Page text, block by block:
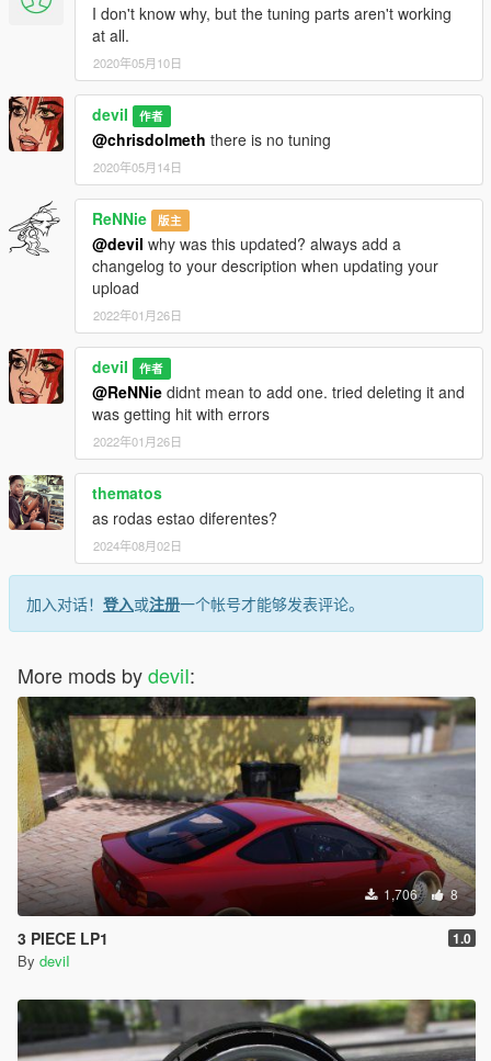
I don't know why, but the tuning parts aren't working
at all.
2020年05月10日
deviI 作者
@chrisdolmeth there is no tuning
2020年05月14日
ReNNie 版主
@deviI why was this updated? always add a
changelog to your description when updating your
upload
2022年01月26日
deviI 作者
@ReNNie didnt mean to add one. tried deleting it and
was getting hit with errors
2022年01月26日
thematos
as rodas estao diferentes?
2024年08月02日
加入对话！ 登入或注册一个帐号才能够发表评论。
More mods bydeviI:
1,706 8
3 PIECE LP1 1.0
By deviI